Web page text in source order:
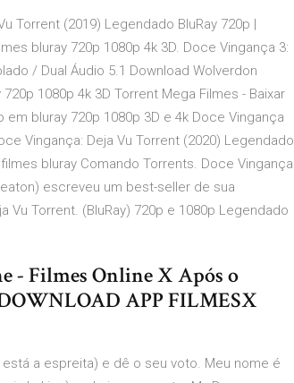
Torrent (2019) Legendado BluRay 720p |
bluray 720p 1080p 4k 3D. Doce Vingança 3:
/ Dual Áudio 5.1 Download Wolverdon
1080p 4k 3D Torrent Mega Filmes - Baixar
bluray 720p 1080p 3D e 4k Doce Vingança
Vingança: Deja Vu Torrent (2020) Legendado
bluray Comando Torrents. Doce Vingança
escreveu um best-seller de sua
Torrent. (BluRay) 720p e 1080p Legendado
- Filmes Online X Após o
APP FILMESX
a espreita) e dê o seu voto. Meu nome é